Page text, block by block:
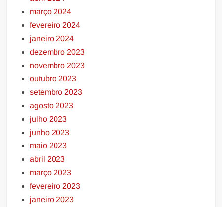
março 2024
fevereiro 2024
janeiro 2024
dezembro 2023
novembro 2023
outubro 2023
setembro 2023
agosto 2023
julho 2023
junho 2023
maio 2023
abril 2023
março 2023
fevereiro 2023
janeiro 2023